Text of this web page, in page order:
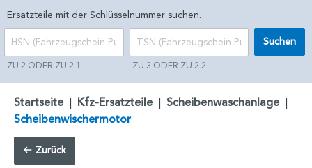
Ersatzteile mit der Schlüsselnummer suchen.
ZU 2 ODER ZU 2.1 ZU 3 ODER ZU 2.2
Suchen
Startseite | Kfz-Ersatzteile | Scheibenwaschanlage |
Scheibenwischermotor
Zurück